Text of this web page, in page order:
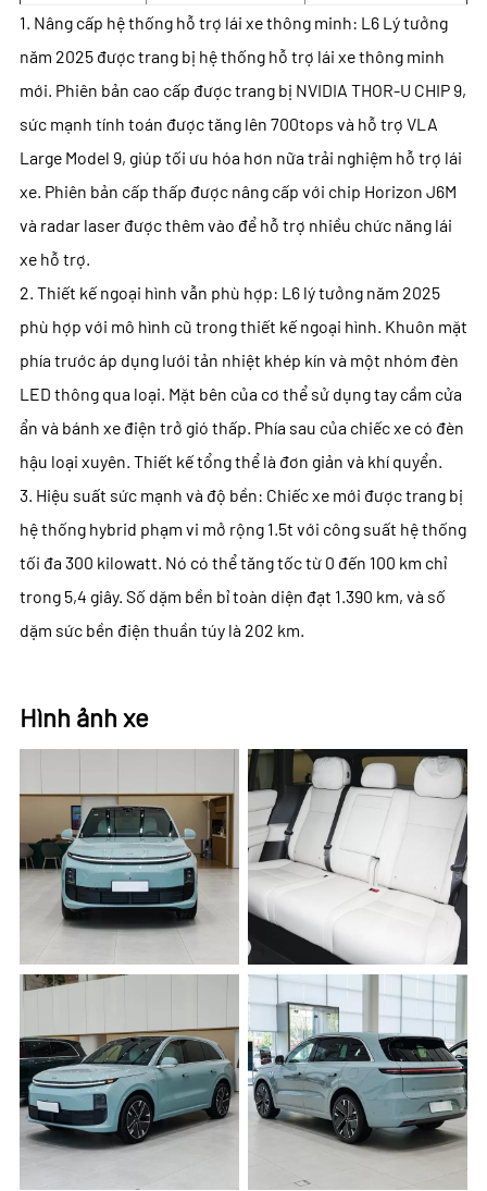
1. Nâng cấp hệ thống hỗ trợ lái xe thông minh: L6 Lý tưởng
năm 2025 được trang bị hệ thống hỗ trợ lái xe thông minh
mới. Phiên bản cao cấp được trang bị NVIDIA THOR-U CHIP 9,
sức mạnh tính toán được tăng lên 700tops và hỗ trợ VLA
Large Model 9, giúp tối ưu hóa hơn nữa trải nghiệm hỗ trợ lái
xe. Phiên bản cấp thấp được nâng cấp với chip Horizon J6M
và radar laser được thêm vào để hỗ trợ nhiều chức năng lái
xe hỗ trợ.
2. Thiết kế ngoại hình vẫn phù hợp: L6 lý tưởng năm 2025
phù hợp với mô hình cũ trong thiết kế ngoại hình. Khuôn mặt
phía trước áp dụng lưới tản nhiệt khép kín và một nhóm đèn
LED thông qua loại. Mặt bên của cơ thể sử dụng tay cầm cửa
ẩn và bánh xe điện trở gió thấp. Phía sau của chiếc xe có đèn
hậu loại xuyên. Thiết kế tổng thể là đơn giản và khí quyển.
3. Hiệu suất sức mạnh và độ bền: Chiếc xe mới được trang bị
hệ thống hybrid phạm vi mở rộng 1.5t với công suất hệ thống
tối đa 300 kilowatt. Nó có thể tăng tốc từ 0 đến 100 km chỉ
trong 5,4 giây. Số dặm bền bỉ toàn diện đạt 1.390 km, và số
dặm sức bền điện thuần túy là 202 km.
Hình ảnh xe